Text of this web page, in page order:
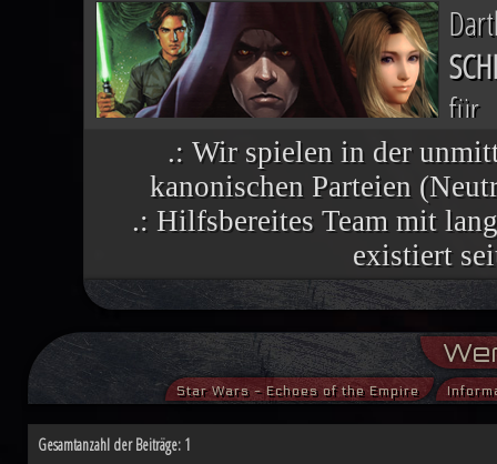
für
finsteren Helfers verbreiten sich
vielen Welten, die einst dem
Im Lichte ihres Sieges ruft die
aufständische Welten nutzen die
Demokratiebewegung an. Während
.: Wir spielen in der
kanonischen Parteien
.: Hilfsbereites Team mit
existiert
Star Wars - Echoes of the Empire
Gesamtanzahl der Beiträge: 1